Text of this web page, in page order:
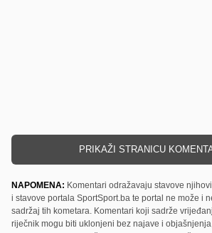
PRIKAŽI STRANICU
NAPOMENA: Komentari odražavaju stavove
i stavove portala SportSport.ba te portal ne može i
sadržaj tih kometara. Komentari koji sadrže
riječnik mogu biti uklonjeni bez najave i